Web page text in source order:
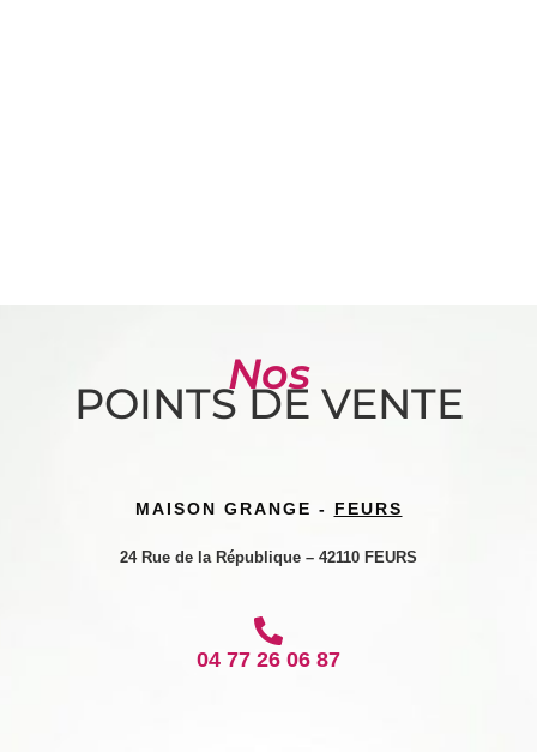
Nos
POINTS DE VENTE
MAISON GRANGE - FEURS
24 Rue de la République – 42110 FEURS
04 77 26 06 87